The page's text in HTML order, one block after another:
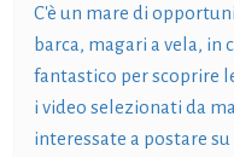
C'è un mare di
barca, magari a vela, in
fantastico per scoprire
i video selezionati da
interessate a postare